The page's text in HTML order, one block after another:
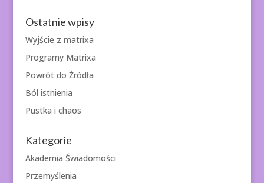
Ostatnie wpisy
Wyjście z matrixa
Programy Matrixa
Powrót do Źródła
Ból istnienia
Pustka i chaos
Kategorie
Akademia Świadomości
Przemyślenia